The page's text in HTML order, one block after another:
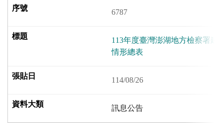
6787
113年度臺灣澎湖地方檢察署
情形總表
114/08/26
訊息公告